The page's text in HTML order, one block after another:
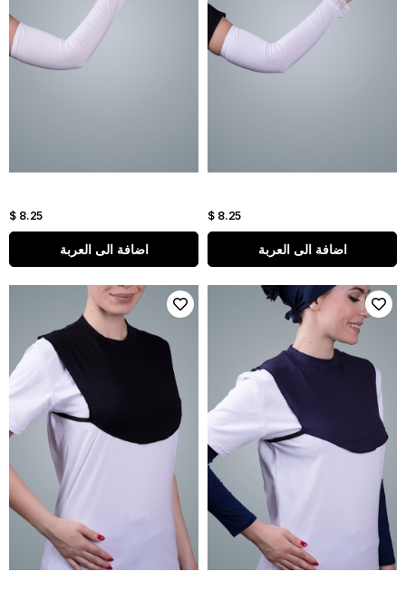
$ 8.25
اضافة الى العربة
$ 8.25
اضافة الى العربة